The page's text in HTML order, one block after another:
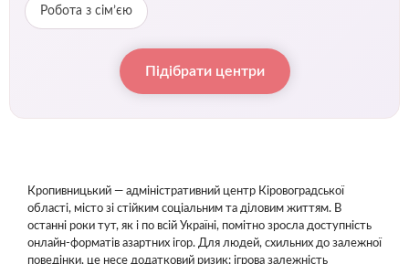
Робота з сім’єю
Підібрати центри
Кропивницький — адміністративний центр Кіровоградської
області, місто зі стійким соціальним та діловим життям. В
останні роки тут, як і по всій Україні, помітно зросла доступність
онлайн-форматів азартних ігор. Для людей, схильних до залежної
поведінки, це несе додатковий ризик: ігрова залежність